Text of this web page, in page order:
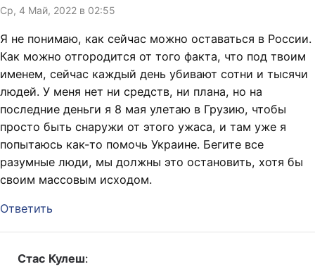
Ср, 4 Май, 2022 в 02:55
Я не понимаю, как сейчас можно оставаться в России.
Как можно отгородится от того факта, что под твоим
именем, сейчас каждый день убивают сотни и тысячи
людей. У меня нет ни средств, ни плана, но на
последние деньги я 8 мая улетаю в Грузию, чтобы
просто быть снаружи от этого ужаса, и там уже я
попытаюсь как-то помочь Украине. Бегите все
разумные люди, мы должны это остановить, хотя бы
своим массовым исходом.
Ответить
Стас Кулеш: